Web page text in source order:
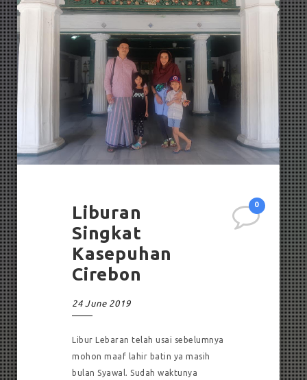
0
Liburan
Singkat
Kasepuhan
Cirebon
24 June 2019
Libur Lebaran telah usai sebelumnya
mohon maaf lahir batin ya masih
bulan Syawal. Sudah waktunya